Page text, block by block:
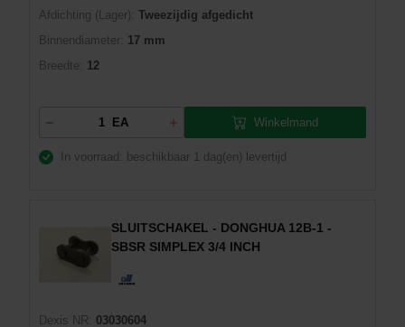
Afdichting (Lager): Tweezijdig afgedicht
Binnendiameter: 17 mm
Breedte:
12
EA Winkelmand
In voorraad: beschikbaar 1 dag(en) levertijd
SLUITSCHAKEL - DONGHUA 12B-1 -
SBSR SIMPLEX 3/4 INCH
Dexis NR:
03030604